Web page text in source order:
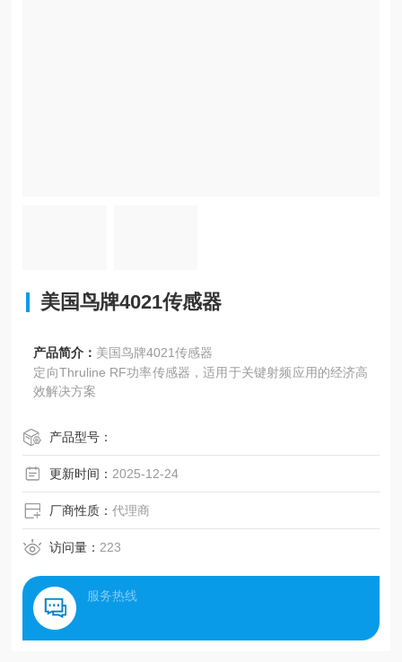
美国鸟牌4021传感器
产品简介： 美国鸟牌4021传感器
定向Thruline RF功率传感器，适用于关键射频应用的经济高
效解决方案
产品型号：
更新时间： 2025-12-24
厂商性质：代理商
访问量： 223
服务热线